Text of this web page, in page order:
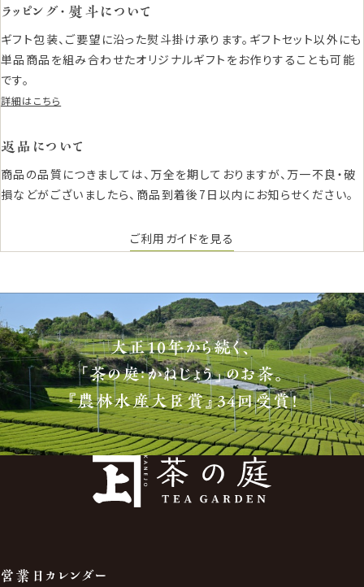
ラッピング・熨斗について
ギフト包装、ご要望に沿った熨斗掛け承ります。ギフトセット以外にも
単品商品を組み合わせたオリジナルギフトをお作りすることも可能
です。
詳細はこちら
返品について
商品の品質につきましては、万全を期しておりますが、万一不良・破
損などがございましたら、商品到着後7日以内にお知らせください。
ご利用ガイドを見る
大正10年から続く、
「茶の庭：かねじょう」のお茶。
『農林水産大臣賞』34回受賞！
営業日カレンダー